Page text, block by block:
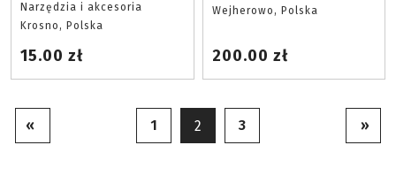
Narzędzia i akcesoria
Krosno, Polska
15.00 zł
Wejherowo, Polska
200.00 zł
« 1 2 3 »